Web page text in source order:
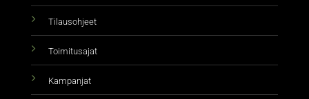
Tilausohjeet
Toimitusajat
Kampanjat